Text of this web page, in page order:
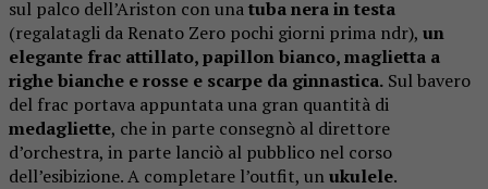
sul palco dell’Ariston con unatuba nera in testa
(regalatagli da Renato Zero pochi giorni prima ndr), un
elegante frac attillato, papillon bianco, maglietta a
righe bianche e rosse e scarpe da ginnastica. Sul bavero
del frac portava appuntata una gran quantità di
medagliette, che in parte consegnò al direttore
d’orchestra, in parte lanciò al pubblico nel corso
dell’esibizione. A completare l’outfit, unukulele.